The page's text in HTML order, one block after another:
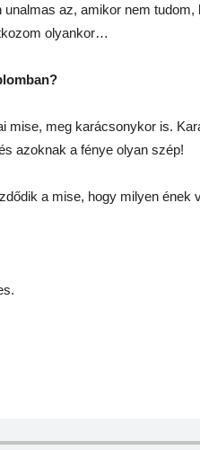
az, amikor nem
olyankor…
mise, meg karácsonykor is.
azoknak a fénye olyan szép!
a mise, hogy milyen ének